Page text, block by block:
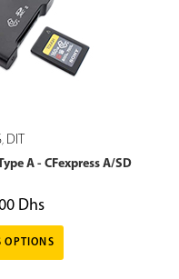
, DIT
A - CFexpress A/SD
Dhs
OPTIONS